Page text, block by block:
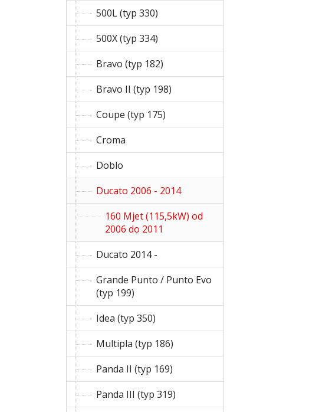
500L (typ 330)
500X (typ 334)
Bravo (typ 182)
Bravo II (typ 198)
Coupe (typ 175)
Croma
Doblo
Ducato 2006 - 2014
160 Mjet (115,5kW) od
2006 do 2011
Ducato 2014 -
Grande Punto / Punto Evo
(typ 199)
Idea (typ 350)
Multipla (typ 186)
Panda II (typ 169)
Panda III (typ 319)